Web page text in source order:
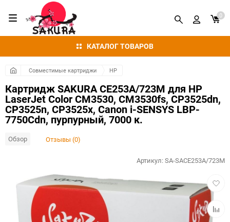
КАТАЛОГ ТОВАРОВ
0
Совместимые картриджи HP
Картридж SAKURA CE253A/723M для HP
LaserJet Color CM3530, CM3530fs, CP3525dn,
CP3525n, CP3525x, Canon i-SENSYS LBP-
7750Cdn, пурпурный, 7000 к.
Обзор Отзывы (0)
в
к
Артикул:SA-SACE253A/723M